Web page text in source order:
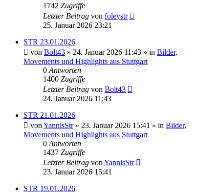
1742 Zugriffe
Letzter Beitrag von foleystr
25. Januar 2026 23:21
STR 23.01.2026
von Bolt43 » 24. Januar 2026 11:43 » in Bilder,
Movements und Highlights aus Stuttgart
0 Antworten
1400 Zugriffe
Letzter Beitrag von Bolt43
24. Januar 2026 11:43
STR 21.01.2026
von YannisStr» 23. Januar 2026 15:41 » in Bilder,
Movements und Highlights aus Stuttgart
0 Antworten
1437 Zugriffe
Letzter Beitrag von YannisStr
23. Januar 2026 15:41
STR 19.01.2026